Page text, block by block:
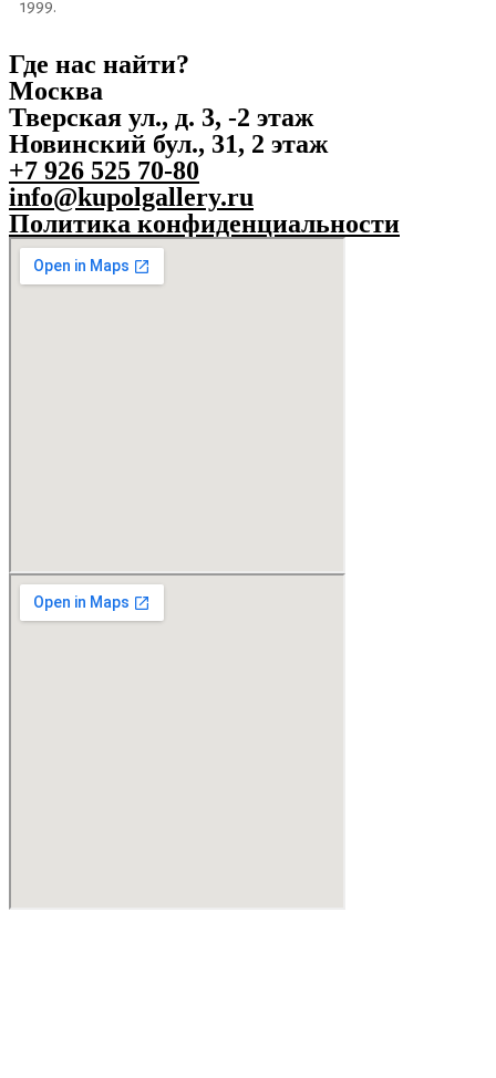
1999.
Где нас найти?
Москва
Тверская ул., д. 3, -2 этаж
Новинский бул., 31, 2 этаж
+7 926 525 70-80
info@kupolgallery.ru
Политика конфиденциальности